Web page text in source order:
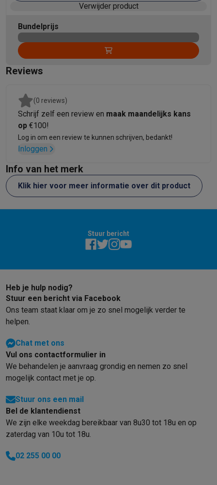
Verwijder product
Bundelprijs
Reviews
(0 reviews)
Schrijf zelf een review en maak maandelijks kans
op €100!
Log in om een review te kunnen schrijven, bedankt!
Inloggen
Info van het merk
Klik hier voor meer informatie over dit product
Stuur bericht
Heb je hulp nodig?
Stuur een bericht via Facebook
Ons team staat klaar om je zo snel mogelijk verder te
helpen.
Chat met ons
Vul ons contactformulier in
We behandelen je aanvraag grondig en nemen zo snel
mogelijk contact met je op.
Stuur ons een mail
Bel de klantendienst
We zijn elke weekdag bereikbaar van 8u30 tot 18u en op
zaterdag van 10u tot 18u.
02 255 00 00